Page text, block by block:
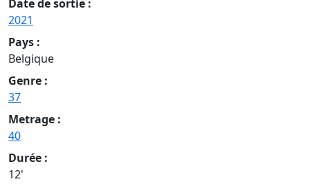
Date de sortie :
2021
Pays :
Belgique
Genre :
37
Metrage :
40
Durée :
12'